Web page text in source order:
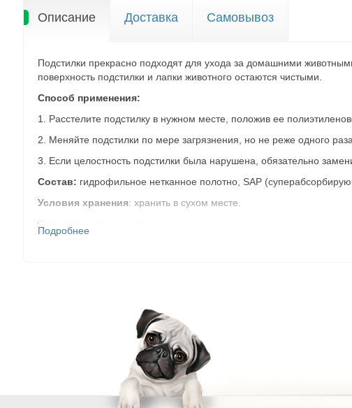
Описание Доставка Самовывоз
Подстилки прекрасно подходят для ухода за домашними
поверхность подстилки и лапки животного остаются чистыми.
Способ применения:
1. Расстелите подстилку в нужном месте, положив ее
2. Меняйте подстилки по мере загрязнения, но не реже одного раза
3. Если целостность подстилки была нарушена, обязательно
Состав: гидрофильное нетканное полотно, SAP
Условия хранения: хранить в сухом месте.
Срок годности
Подробнее